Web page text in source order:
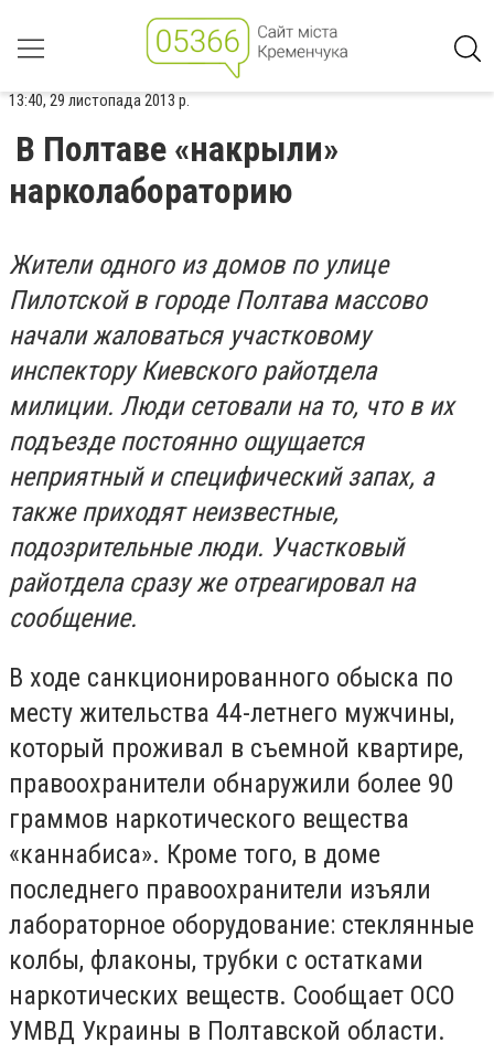
13:40, 29 листопада 2013 р.
В Полтаве «накрыли»
нарколабораторию
Жители одного из домов по улице
Пилотской в городе Полтава массово
начали жаловаться участковому
инспектору Киевского райотдела
милиции. Люди сетовали на то, что в их
подъезде постоянно ощущается
неприятный и специфический запах, а
также приходят неизвестные,
подозрительные люди. Участковый
райотдела сразу же отреагировал на
сообщение.
В ходе санкционированного обыска по
месту жительства 44-летнего мужчины,
который проживал в съемной квартире,
правоохранители обнаружили более 90
граммов наркотического вещества
«каннабиса». Кроме того, в доме
последнего правоохранители изъяли
лабораторное оборудование: стеклянные
колбы, флаконы, трубки с остатками
наркотических веществ. Сообщает ОСО
УМВД Украины в Полтавской области.